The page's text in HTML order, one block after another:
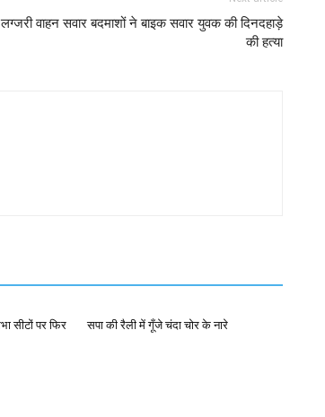
लग्जरी वाहन सवार बदमाशों ने बाइक सवार युवक की दिनदहाड़े
की हत्या
सीटों पर फिर
सपा की रैली में गूँजे चंदा चोर के नारे